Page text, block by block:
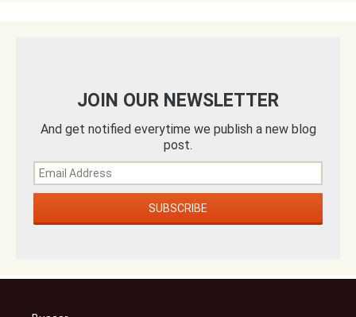
JOIN OUR NEWSLETTER
And get notified everytime we publish a new blog
post.